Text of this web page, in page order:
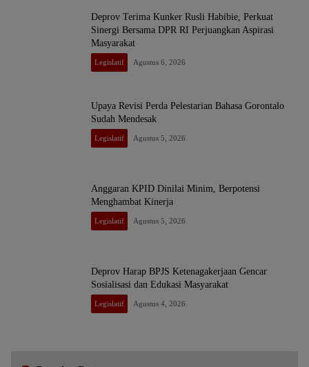
Deprov Terima Kunker Rusli Habibie, Perkuat
Sinergi Bersama DPR RI Perjuangkan Aspirasi
Masyarakat
Legislatif Agustus 6, 2026
Upaya Revisi Perda Pelestarian Bahasa Gorontalo
Sudah Mendesak
Legislatif Agustus 5, 2026
Anggaran KPID Dinilai Minim, Berpotensi
Menghambat Kinerja
Legislatif Agustus 5, 2026
Deprov Harap BPJS Ketenagakerjaan Gencar
Sosialisasi dan Edukasi Masyarakat
Legislatif Agustus 4, 2026